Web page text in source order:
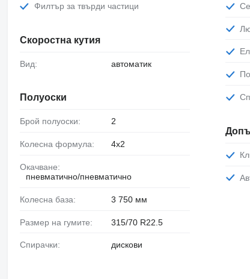
Филтър за твърди частици
Скоростна кутия
Вид: автоматик
Полуоски
Брой полуоски: 2
Колесна формула: 4x2
Окачване:
пневматично/пневматично
Колесна база: 3 750 мм
Размер на гумите: 315/70 R22.5
Спирачки: дискови